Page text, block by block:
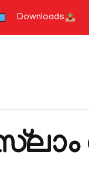
Downloads